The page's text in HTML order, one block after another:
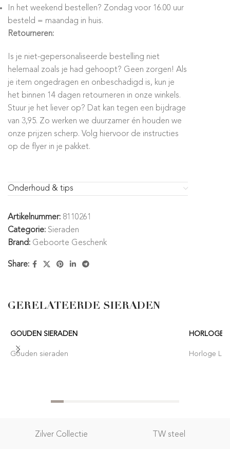
In het weekend bestellen? Zondag voor 16.00 uur
besteld = maandag in huis.
Retourneren:
Is je niet-gepersonaliseerde bestelling niet
helemaal zoals je had gehoopt? Geen zorgen! Als
je item ongedragen en onbeschadigd is, kun je
het binnen 14 dagen retourneren in onze winkels.
Stuur je het liever op? Dat kan tegen een bijdrage
van 3,95. Zo werken we duurzamer én houden we
onze prijzen scherp. Volg hiervoor de instructies
op de flyer in je pakket.
Onderhoud & tips
Artikelnummer: 8110261
Categorie: Sieraden
Brand: Geboorte Geschenk
Share:
GERELATEERDE SIERADEN
GOUDEN SIERADEN
Gouden sieraden
HORLOGE
Horloge
Zilver Collectie TW steel